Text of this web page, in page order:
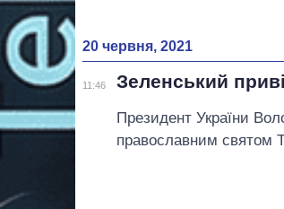
20 червня, 2021
11:46 Зеленський
Президент України
православним святом